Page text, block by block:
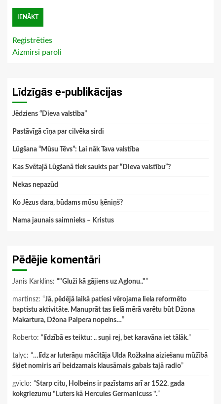
Reģistrēties
Aizmirsi paroli
Līdzīgās e-publikācijas
Jēdziens “Dieva valstība”
Pastāvīgā cīņa par cilvēka sirdi
Lūgšana “Mūsu Tēvs”: Lai nāk Tava valstība
Kas Svētajā Lūgšanā tiek saukts par “Dieva valstību”?
Nekas nepazūd
Ko Jēzus dara, būdams mūsu ķēniņš?
Nama jaunais saimnieks – Kristus
Pēdējie komentāri
Janis Karklins: “"Gluži kā gājiens uz Aglonu.."”
martinsz: “Jā, pēdējā laikā patiesi vērojama liela reformēto
baptistu aktivitāte. Manuprāt tas lielā mērā varētu būt Džona
Makartura, Džona Paipera nopelns…”
Roberto: “ līdzībā es teiktu: .. suņi rej, bet karavāna iet tālāk.”
talyc: “…līdz ar luterāņu mācītāja Ulda Rožkalna aiziešanu mūžībā
šķiet nomiris arī beidzamais klausāmais gabals tajā radio”
gviclo: “Starp citu, Holbeins ir pazīstams arī ar 1522. gada
kokgriezumu "Luters kā Hercules Germanicuss ".”